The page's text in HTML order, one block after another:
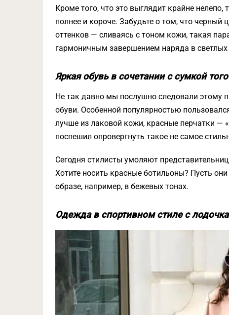
Кроме того, что это выглядит крайне
полнее и короче. Забудьте о том, что
оттенков — сливаясь с тоном кожи, такая
гармоничным завершением наряда в светлых
Яркая обувь в сочетании с сумкой
Не так давно мы послушно следовали этому
обуви. Особенной популярностью
лучше из лаковой кожи, красные перчатки
поспешил опровергнуть такое не самое
Сегодня стилисты умоляют
Хотите носить красные ботильоны? Пусть
образе, например, в бежевых тонах.
Одежда в спортивном стиле с